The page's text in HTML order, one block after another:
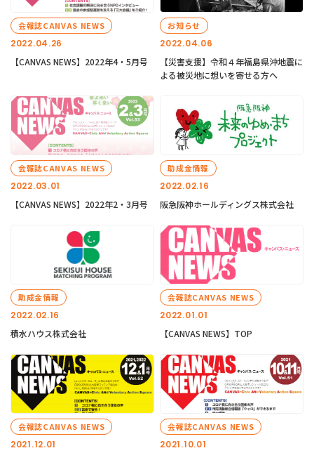
2022.04.26
会報誌CANVAS NEWS
【CANVAS NEWS】2022年4・5月号
2022.04.06
お知らせ
【災害支援】令和４年福島県沖地震に
よる被災地に想いを寄せる方へ
2022.03.01
会報誌CANVAS NEWS
【CANVAS NEWS】2022年2・3月号
2022.02.16
助成金情報
阪急阪神ホールディングス株式会社
2022.02.16
助成金情報
積水ハウス株式会社
2022.01.01
会報誌CANVAS NEWS
【CANVAS NEWS】TOP
2021.12.01
会報誌CANVAS NEWS
2021.10.01
会報誌CANVAS NEWS